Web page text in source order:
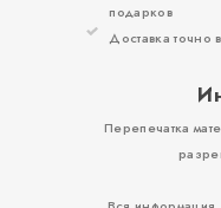
подарков
Доставка точно
Перепечатка